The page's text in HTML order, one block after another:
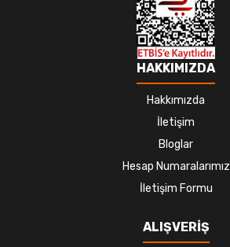
HAKKIMIZDA
Hakkımızda
İletişim
Bloglar
Hesap Numaralarımız
İletişim Formu
ALIŞVERİŞ